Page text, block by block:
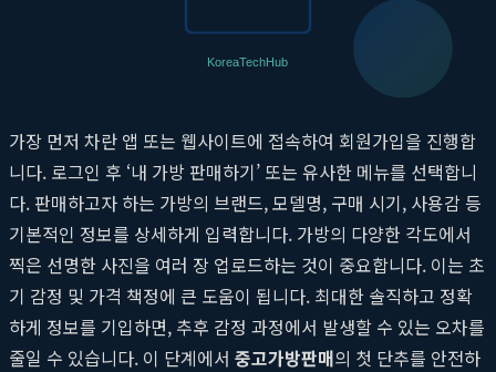
가장 먼저 차란 앱 또는 웹사이트에 접속하여 회원가입을 진행합
니다. 로그인 후 ‘내 가방 판매하기’ 또는 유사한 메뉴를 선택합니
다. 판매하고자 하는 가방의 브랜드, 모델명, 구매 시기, 사용감 등
기본적인 정보를 상세하게 입력합니다. 가방의 다양한 각도에서
찍은 선명한 사진을 여러 장 업로드하는 것이 중요합니다. 이는 초
기 감정 및 가격 책정에 큰 도움이 됩니다. 최대한 솔직하고 정확
하게 정보를 기입하면, 추후 감정 과정에서 발생할 수 있는 오차를
줄일 수 있습니다. 이 단계에서 중고가방판매의 첫 단추를 안전하